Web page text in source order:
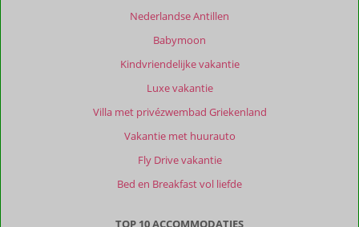
Nederlandse Antillen
Babymoon
Kindvriendelijke vakantie
Luxe vakantie
Villa met privézwembad Griekenland
Vakantie met huurauto
Fly Drive vakantie
Bed en Breakfast vol liefde
TOP 10 ACCOMMODATIES